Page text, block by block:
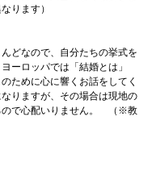
ります）
どなので、自分たちの挙式を
ーロッパでは「結婚とは」
ために心に響くお話をしてく
りますが、その場合は現地の
ので心配いりません。 （※教